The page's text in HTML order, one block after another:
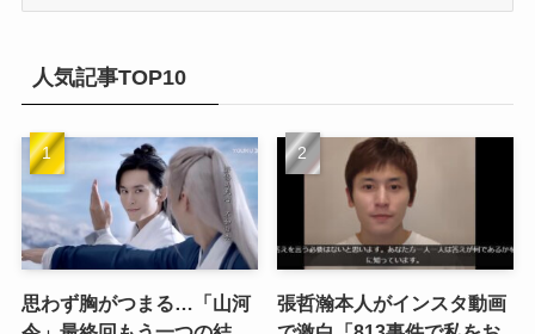
(25)
(23)
(17)
ブ
人気記事TOP10
思わず胸がつまる…「山河
張哲瀚本人がインスタ動画